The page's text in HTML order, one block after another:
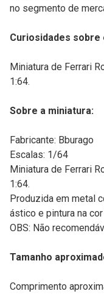
no segmento de
Curiosidades sobre
Miniatura de Ferrari
1:64.
Sobre a miniatura:
Fabricante: Bburago
Escalas: 1/64
Miniatura de Ferrari
1:64.
Produzida em metal
ástico e pintura na
OBS: Não
Tamanho
Comprimento